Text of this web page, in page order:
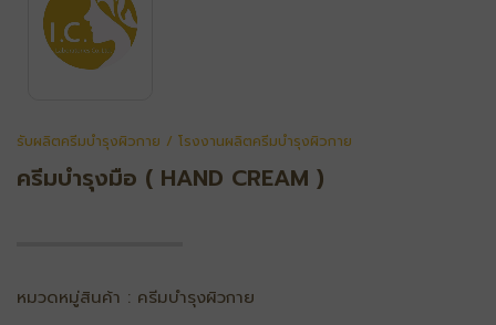
รับผลิตครีมบำรุงผิวกาย / โรงงานผลิตครีมบำรุงผิวกาย
ครีมบำรุงมือ ( HAND CREAM )
หมวดหมู่สินค้า : ครีมบำรุงผิวกาย